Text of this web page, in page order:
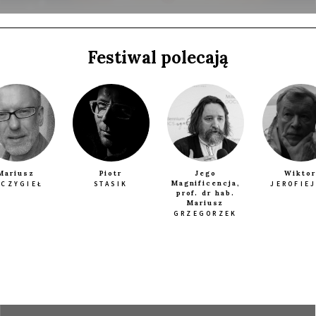
Festiwal polecają
Piotr
STASIK
Jego
Magnificencja,
prof. dr hab.
Mariusz
GRZEGORZEK
Wiktor